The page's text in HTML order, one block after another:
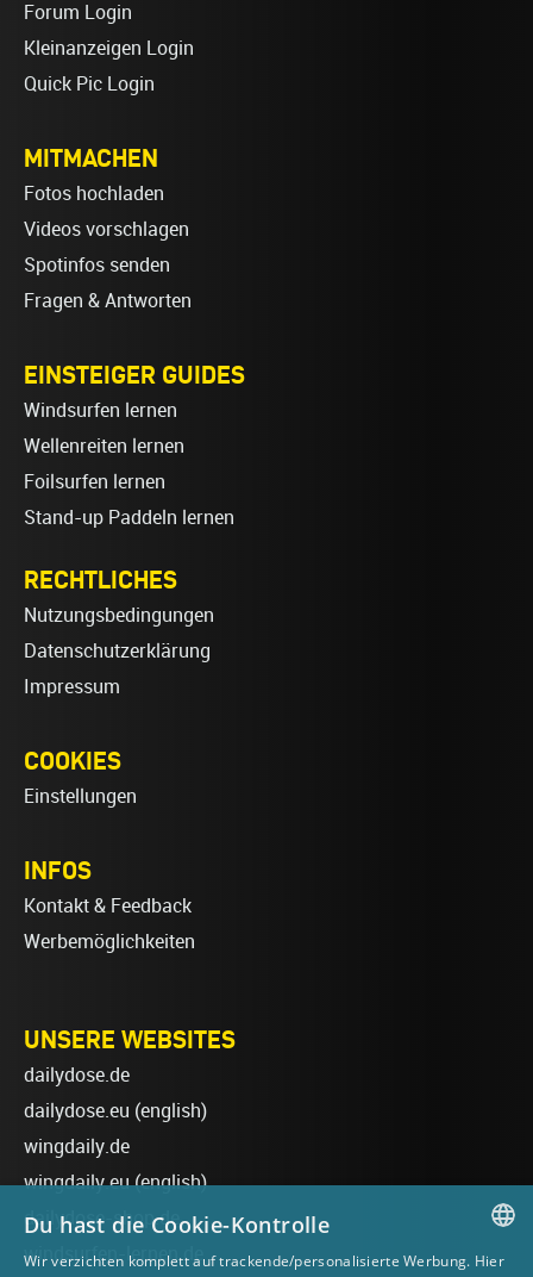
Forum Login
Kleinanzeigen Login
Quick Pic Login
MITMACHEN
Fotos hochladen
Videos vorschlagen
Spotinfos senden
Fragen & Antworten
EINSTEIGER GUIDES
Windsurfen lernen
Wellenreiten lernen
Foilsurfen lernen
Stand-up Paddeln lernen
RECHTLICHES
Nutzungsbedingungen
Datenschutzerklärung
Impressum
COOKIES
Einstellungen
INFOS
Kontakt & Feedback
Werbemöglichkeiten
UNSERE WEBSITES
dailydose.de
dailydose.eu (english)
wingdaily.de
wingdaily.eu(english)
dailydose-shop.de
windsurfen-lernen.de
Du hast die Cookie-Kontrolle
Wir verzichten komplett auf trackende/personalisierte Werbung. Hier